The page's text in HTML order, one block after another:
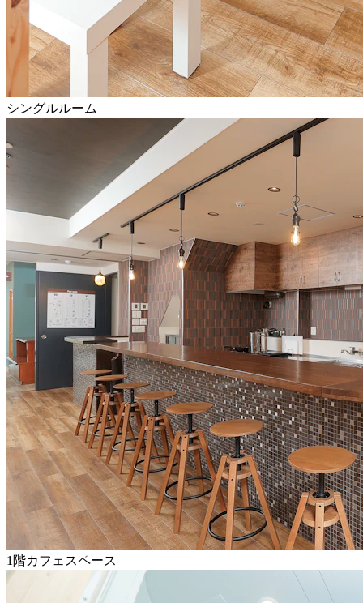
シングルルーム
1階カフェスペース